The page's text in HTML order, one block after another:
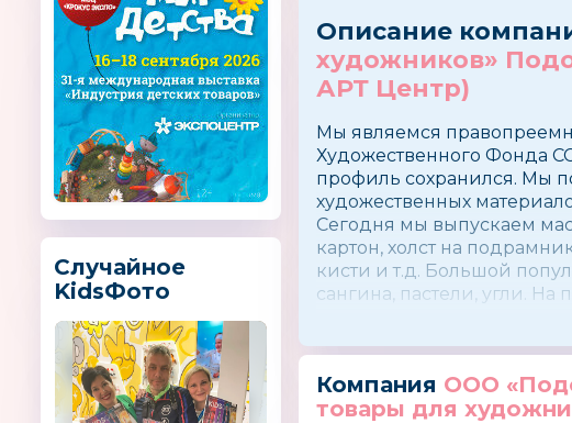
Случайное
KidsФото
Описание
художников»
АРТ Центр)
Мы являемся
Художественного Фонда
профиль сохранился. Мы
художественных
Сегодня мы выпускаем
картон, холст на
кисти и т.д. Большой
сангина, пастели, угли.
Компания ООО
товары для